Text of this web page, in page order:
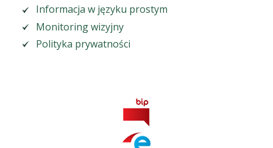
Informacja w języku prostym
Monitoring wizyjny
Polityka prywatności